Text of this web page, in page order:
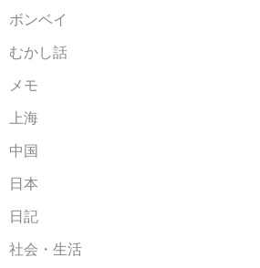
ボンベイ
むかし話
メモ
上海
中国
日本
日記
社会・生活